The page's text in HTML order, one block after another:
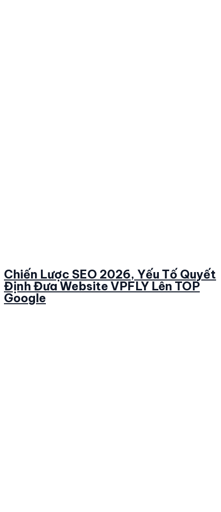
Chiến Lược SEO 2026, Yếu Tố Quyết
Định Đưa Website VPFLY Lên TOP
Google